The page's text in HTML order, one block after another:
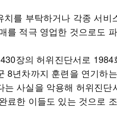
를 부탁하거나 각종 서비
를 적극 영업한 것으로도
장의 허위진단서로 1984
8년차까지 훈련을 연기하
사실을 악용해 허위진단
료한 이들도 있는 것으로